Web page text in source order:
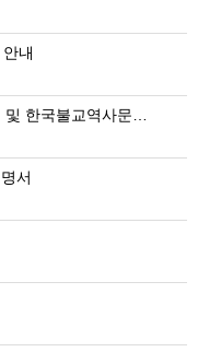
내
한국불교역사문…
서